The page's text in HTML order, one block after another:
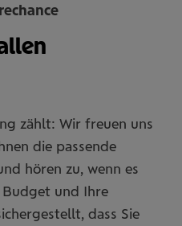
zählt: Wir freuen uns
die passende
hören zu, wenn es
und Ihre
dass Sie